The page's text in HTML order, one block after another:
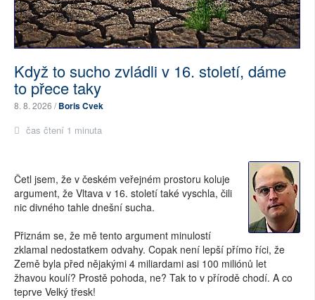
Když to sucho zvládli v 16. století, dáme
to přece taky
8. 8. 2026 /Boris Cvek
čas čtení 1 minuta
Četl jsem, že v českém veřejném prostoru koluje
argument, že Vltava v 16. století také vyschla, čili
nic divného tahle dnešní sucha.
Přiznám se, že mě tento argument minulostí
zklamal nedostatkem odvahy. Copak není lepší přímo říci, že
Země byla před nějakými 4 miliardami asi 100 miliónů let
žhavou koulí? Prostě pohoda, ne? Tak to v přírodě chodí. A co
teprve Velký třesk!